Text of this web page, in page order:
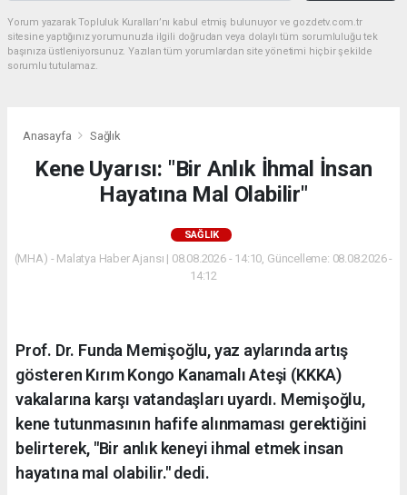
Yorum yazarak Topluluk Kuralları’nı kabul etmiş bulunuyor ve gozdetv.com.tr
sitesine yaptığınız yorumunuzla ilgili doğrudan veya dolaylı tüm sorumluluğu tek
başınıza üstleniyorsunuz. Yazılan tüm yorumlardan site yönetimi hiçbir şekilde
sorumlu tutulamaz.
Anasayfa Sağlık
Kene Uyarısı: "Bir Anlık İhmal İnsan
Hayatına Mal Olabilir"
SAĞLIK
(MHA) - Malatya Haber Ajansı | 08.08.2026 - 14:10, Güncelleme: 08.08.2026 -
14:12
Prof. Dr. Funda Memişoğlu, yaz aylarında artış
gösteren Kırım Kongo Kanamalı Ateşi (KKKA)
vakalarına karşı vatandaşları uyardı. Memişoğlu,
kene tutunmasının hafife alınmaması gerektiğini
belirterek, "Bir anlık keneyi ihmal etmek insan
hayatına mal olabilir." dedi.